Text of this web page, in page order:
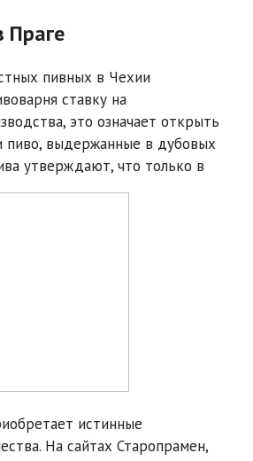
Праге
пивных в Чехии
ставку на
это означает открыть
пиво, выдержанные в дубовых
утверждают, что только в
истинные
На сайтах Старопрамен,